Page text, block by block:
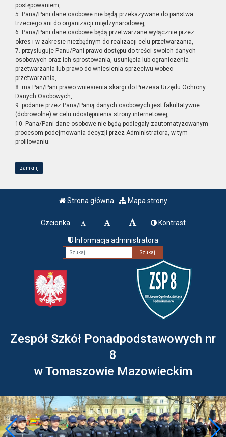
postępowaniem,
5. Pana/Pani dane osobowe nie będą przekazywane do państwa
trzeciego ani do organizacji międzynarodowej,
6. Pana/Pani dane osobowe będą przetwarzane wyłącznie przez
okres i w zakresie niezbędnym do realizacji celu przetwarzania,
7. przysługuje Panu/Pani prawo dostępu do treści swoich danych
osobowych oraz ich sprostowania, usunięcia lub ograniczenia
przetwarzania lub prawo do wniesienia sprzeciwu wobec
przetwarzania,
8. ma Pan/Pani prawo wniesienia skargi do Prezesa Urzędu Ochrony
Danych Osobowych,
9. podanie przez Pana/Panią danych osobowych jest fakultatywne
(dobrowolne) w celu udostępnienia strony internetowej,
10. Pana/Pani dane osobowe nie będą podlegały zautomatyzowanym
procesom podejmowania decyzji przez Administratora, w tym
profilowaniu.
zamknij
Strona główna Mapa strony
Czcionka Kontrast
Informacja administratora
Fraza
Zespół Szkół Ponadpodstawowych nr
8
w Tomaszowie Mazowieckim